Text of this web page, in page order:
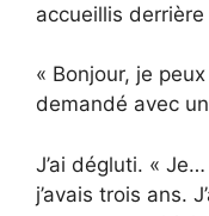
accueillis
« Bonjour, je
demandé avec
J’ai dégluti. «
j’avais trois ans.